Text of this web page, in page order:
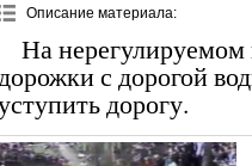
Описание материала:
На нерегулируемом
дорожки с дорогой
дорогу.